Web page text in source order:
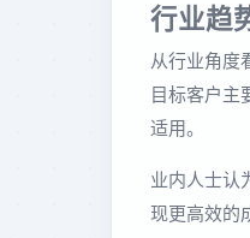
行业趋
从行业角度
目标客户主
适用。
业内人士认
现更高效的